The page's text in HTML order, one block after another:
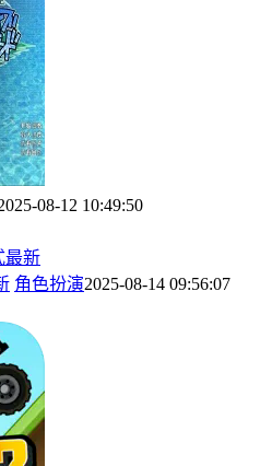
08-12 10:49:50
角色扮演2025-08-14 09:56:07